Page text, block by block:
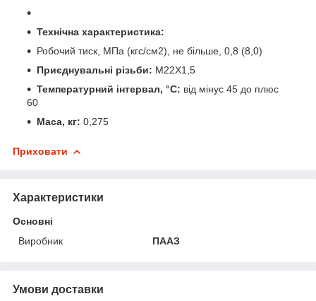
Технічна характеристика:
Робочий тиск, МПа (кгс/см2), не більше, 0,8 (8,0)
Приєднувальні різьби: М22Х1,5
Температурний інтервал, °С: від мінус 45 до плюс
60
Маса, кг: 0,275
Приховати
Характеристики
Основні
Виробник
ПААЗ
Умови доставки